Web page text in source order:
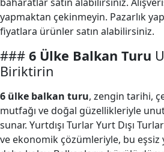
yapmaktan çekinmeyin. Pazarlık
fiyatlara ürünler satın alabilirsiniz.
### 6 Ülke Balkan Turu
Biriktirin
6 ülke balkan turu, zengin tarihi,
mutfağı ve doğal güzellikleriyle
sunar. Yurtdışı Turlar Yurt Dışı
ve ekonomik çözümleriyle, bu eşsiz